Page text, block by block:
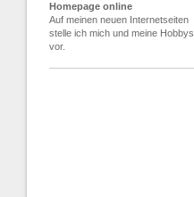
Homepage online
Auf meinen neuen Internetseiten
stelle ich mich und meine Hobbys
vor.